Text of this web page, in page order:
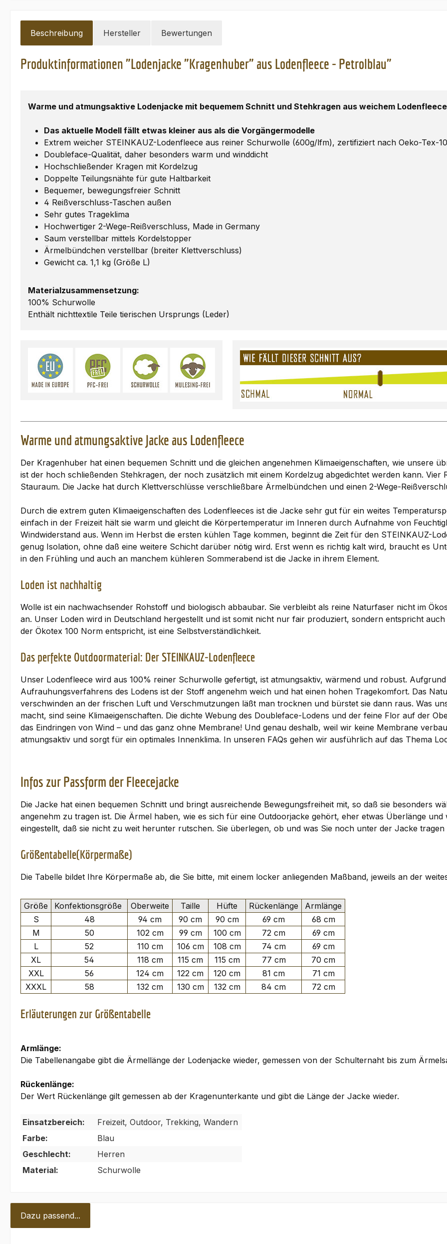
Beschreibung Hersteller Bewertungen
Produktinformationen "Lodenjacke "Kragenhuber" aus Lodenfleece - Petrolblau"
Warme und atmungsaktive Lodenjacke mit bequemem Schnitt und Stehkragen aus weichem
Das aktuelle Modell fällt etwas kleiner aus als die Vorgängermodelle
Extrem weicher STEINKAUZ-Lodenfleece aus reiner Schurwolle (600g/lfm), zertifiziert nach Oeko-Tex-
Doubleface-Qualität, daher besonders warm und winddicht
Hochschließender Kragen mit Kordelzug
Doppelte Teilungsnähte für gute Haltbarkeit
Bequemer, bewegungsfreier Schnitt
4 Reißverschluss-Taschen außen
Sehr gutes Trageklima
Hochwertiger 2-Wege-Reißverschluss, Made in Germany
Saum verstellbar mittels Kordelstopper
Ärmelbündchen verstellbar (breiter Klettverschluss)
Gewicht ca. 1,1 kg (Größe L)
Materialzusammensetzung:
100% Schurwolle
Enthält nichttextile Teile tierischen Ursprungs (Leder)
Warme und atmungsaktive Jacke aus Lodenfleece
Der Kragenhuber hat einen bequemen Schnitt und die gleichen angenehmen Klimaeigenschaften, wie unsere
ist der hoch schließenden Stehkragen, der noch zusätzlich mit einem Kordelzug abgedichtet werden kann.
Stauraum. Die Jacke hat durch Klettverschlüsse verschließbare Ärmelbündchen und einen 2-Wege-
Durch die extrem guten Klimaeigenschaften des Lodenfleeces ist die Jacke sehr gut für ein weites
einfach in der Freizeit hält sie warm und gleicht die Körpertemperatur im Inneren durch Aufnahme von
Windwiderstand aus. Wenn im Herbst die ersten kühlen Tage kommen, beginnt die Zeit für den STEINKAUZ-
genug Isolation, ohne daß eine weitere Schicht darüber nötig wird. Erst wenn es richtig kalt wird, braucht es
in den Frühling und auch an manchem kühleren Sommerabend ist die Jacke in ihrem Element.
Loden ist nachhaltig
Wolle ist ein nachwachsender Rohstoff und biologisch abbaubar. Sie verbleibt als reine Naturfaser nicht im
an. Unser Loden wird in Deutschland hergestellt und ist somit nicht nur fair produziert, sondern entspricht
der Ökotex 100 Norm entspricht, ist eine Selbstverständlichkeit.
Das perfekte Outdoormaterial: Der STEINKAUZ-Lodenfleece
Unser Lodenfleece wird aus 100% reiner Schurwolle gefertigt, ist atmungsaktiv, wärmend und robust.
Aufrauhungsverfahrens des Lodens ist der Stoff angenehm weich und hat einen hohen Tragekomfort. Das
verschwinden an der frischen Luft und Verschmutzungen läßt man trocknen und bürstet sie dann raus. Was
macht, sind seine Klimaeigenschaften. Die dichte Webung des Doubleface-Lodens und der feine Flor auf der
das Eindringen von Wind – und das ganz ohne Membrane! Und genau deshalb, weil wir keine Membrane
atmungsaktiv und sorgt für ein optimales Innenklima. In unseren FAQs gehen wir ausführlich auf das Thema
Infos zur Passform der Fleecejacke
Die Jacke hat einen bequemen Schnitt und bringt ausreichende Bewegungsfreiheit mit, so daß sie besonders
angenehm zu tragen ist. Die Ärmel haben, wie es sich für eine Outdoorjacke gehört, eher etwas Überlänge
eingestellt, daß sie nicht zu weit herunter rutschen. Sie überlegen, ob und was Sie noch unter der Jacke
Größentabelle(Körpermaße)
Die Tabelle bildet Ihre Körpermaße ab, die Sie bitte, mit einem locker anliegenden Maßband, jeweils an der
Größe Konfektionsgröße Oberweite Taille Hüfte Rückenlänge
Armlänge
S
48 94 cm 90 cm 90 cm 69 cm
68 cm
M
50 102 cm 99 cm 100 cm 72 cm
69 cm
L
52 110 cm 106 cm 108 cm 74 cm
69 cm
XL
54 118 cm 115 cm 115 cm 77 cm
70 cm
XXL
56 124 cm 122 cm 120 cm 81 cm
71 cm
XXXL
58 132 cm 130 cm 132 cm 84 cm 72 cm
Erläuterungen zur Größentabelle
Armlänge:
Die Tabellenangabe gibt die Ärmellänge der Lodenjacke wieder, gemessen von der Schulternaht bis zum
Rückenlänge:
Der Wert Rückenlänge gilt gemessen ab der Kragenunterkante und gibt die Länge der Jacke wieder.
Einsatzbereich:
Freizeit, Outdoor, Trekking, Wandern
Farbe:
Blau
Geschlecht:
Herren
Material:
Schurwolle
Dazu passend...